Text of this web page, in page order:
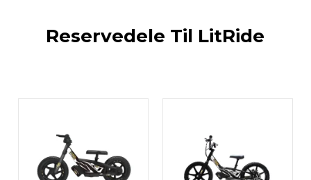
Reservedele Til LitRide